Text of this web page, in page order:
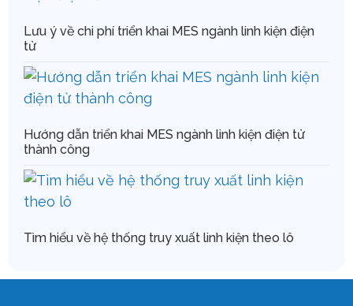
Lưu ý về chi phí triển khai MES ngành linh kiện điện
tử
Hướng dẫn triển khai MES ngành linh kiện điện tử
thành công
Tìm hiểu về hệ thống truy xuất linh kiện theo lô